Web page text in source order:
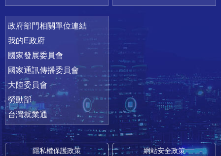
政府部門相關單位連結
我的E政府
國家發展委員會
國家通訊傳播委員會
大陸委員會
勞動部
台灣就業通
隱私權保護政策 網站安全政策